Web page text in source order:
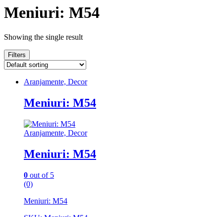
Meniuri: M54
Showing the single result
Filters
Aranjamente, Decor
Meniuri: M54
Aranjamente, Decor
Meniuri: M54
0 out of 5
(0)
Meniuri: M54